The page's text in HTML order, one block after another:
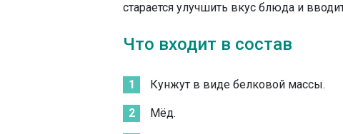
старается улучшить вкус блюда и
Что входит в состав
Кунжут в виде белковой массы.
Мёд.